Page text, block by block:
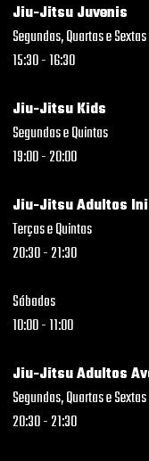
Jiu-Jitsu Juvenis
Segundas, Quartas e Sextas
15:30 - 16:30
Jiu-Jitsu Kids
Segundas e Quintas
19:00 - 20:00
Jiu-Jitsu Adultos
Terças e Quintas
20:30 - 21:30
Sábados
10:00 - 11:00
Jiu-Jitsu Adultos
Segundas, Quartas e Sextas
20:30 - 21:30